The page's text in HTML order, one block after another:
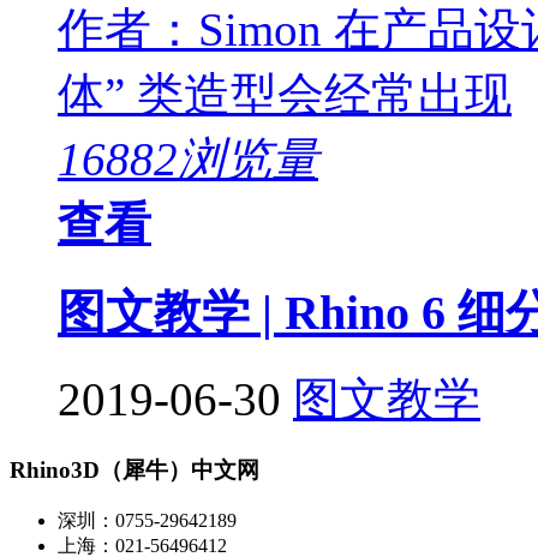
作者：Simon 在产品
体” 类造型会经常出现
16882浏览量
查看
图文教学 | Rhino 6
2019-06-30 图文教学
Rhino3D（犀牛）中文网
深圳：0755-29642189
上海：021-56496412